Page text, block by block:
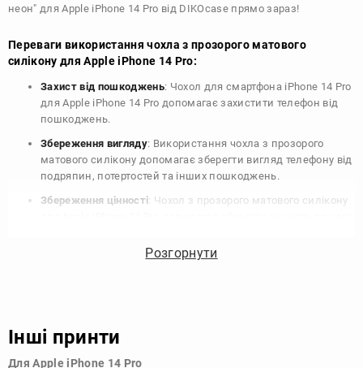
неон" для Apple iPhone 14 Pro від DIKOcase прямо зараз!
Переваги використання чохла з прозорого матового
силікону для Apple iPhone 14 Pro:
Захист від пошкоджень: Чохол для смартфона iPhone 14 Pro
для Apple iPhone 14 Pro допомагає захистити телефон від
пошкоджень.
Збереження вигляду: Використання чохла з прозорого
матового силікону допомагає зберегти вигляд телефону від
подряпин, потертостей та інших пошкоджень.
Збереження цінності: Чохол з прозорого матового силікону
продати свій пристрій в майбутньому.
Узагалі, чохол для телефону - це дуже корисний аксесуар, який
допомагає захистити ваш пристрій, зберегти його цінність і
Розгорнути
Інші принти
Для Apple iPhone 14 Pro